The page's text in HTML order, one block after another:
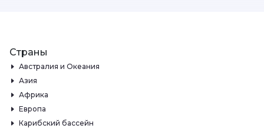
Страны
Австралия и Океания
Азия
Африка
Европа
Карибский бассейн